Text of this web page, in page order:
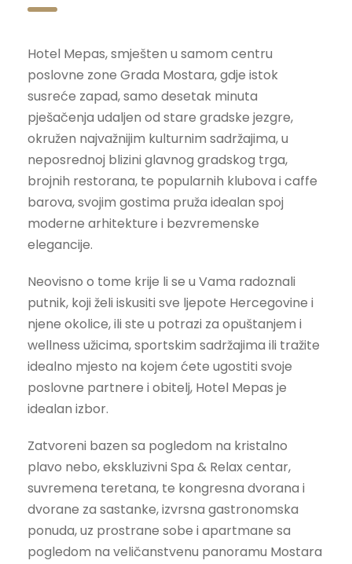
Hotel Mepas, smješten u samom centru
poslovne zone Grada Mostara, gdje istok
susreće zapad, samo desetak minuta
pješačenja udaljen od stare gradske jezgre,
okružen najvažnijim kulturnim sadržajima, u
neposrednoj blizini glavnog gradskog trga,
brojnih restorana, te popularnih klubova i caffe
barova, svojim gostima pruža idealan spoj
moderne arhitekture i bezvremenske
elegancije.
Neovisno o tome krije li se u Vama radoznali
putnik, koji želi iskusiti sve ljepote Hercegovine i
njene okolice, ili ste u potrazi za opuštanjem i
wellness užicima, sportskim sadržajima ili tražite
idealno mjesto na kojem ćete ugostiti svoje
poslovne partnere i obitelj, Hotel Mepas je
idealan izbor.
Zatvoreni bazen sa pogledom na kristalno
plavo nebo, ekskluzivni Spa & Relax centar,
suvremena teretana, te kongresna dvorana i
dvorane za sastanke, izvrsna gastronomska
ponuda, uz prostrane sobe i apartmane sa
pogledom na veličanstvenu panoramu Mostara